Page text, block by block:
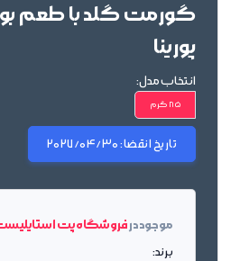
گورمت گلد با طعم
پورینا
انتخاب مدل:
85 گرم
تاریخ انقضا:2027/04/30
موجود درفروشگاه پت
برند: